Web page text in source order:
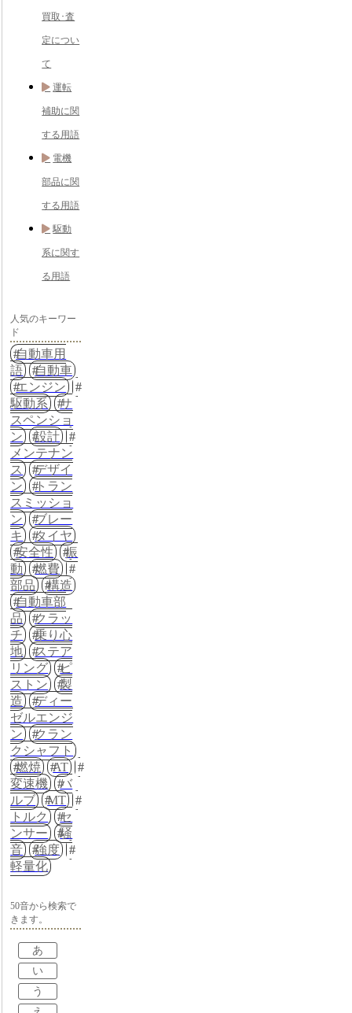
買取･査
定につい
て
運転
補助に関
する用語
電機
部品に関
する用語
駆動
系に関す
る用語
人気のキーワー
ド
自動車用
語
自動車
エンジン
駆動系
サ
スペンショ
ン
設計
メンテナン
ス
デザイ
ン
トラン
スミッショ
ン
ブレー
キ
タイヤ
安全性
振
動
燃費
部品
構造
自動車部
品
クラッ
チ
乗り心
地
ステア
リング
ピ
ストン
製
造
ディー
ゼルエンジ
ン
クラン
クシャフト
燃焼
AT
変速機
バ
ルブ
MT
トルク
セ
ンサー
騒
音
強度
軽量化
50音から検索で
きます。
あ
い
う